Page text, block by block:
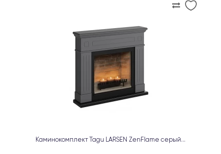
Каминокомплект Tagu LARSEN ZenFlame серый...